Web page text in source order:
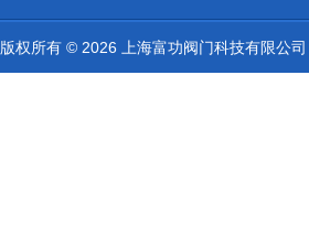
版权所有 © 2026 上海富功阀门科技有限公